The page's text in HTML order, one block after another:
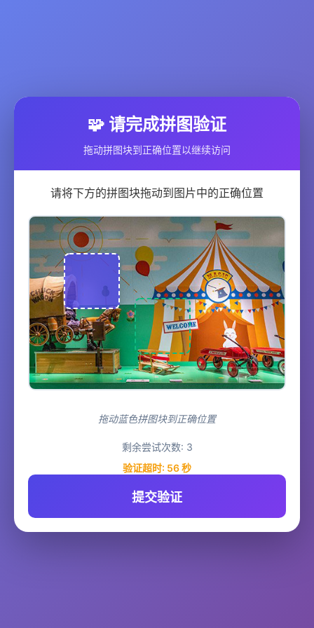
🧩 请完成拼图验证
拖动拼图块到正确位置以继续访问
请将下方的拼图块拖动到图片中的正确位置
拖动蓝色拼图块到正确位置
剩余尝试次数: 3
验证超时: 56秒
提交验证